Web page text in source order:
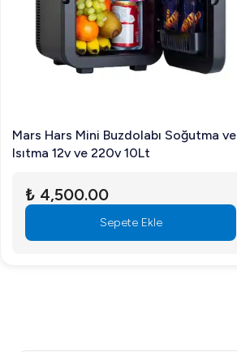
Mars Hars Mini Buzdolabı Soğutma ve
Isıtma 12v ve 220v 10Lt
₺ 4,500.00
Sepete Ekle